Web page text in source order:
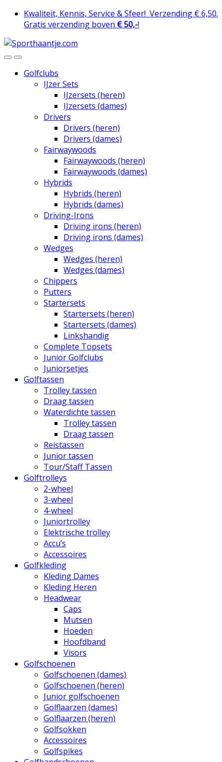
Skip
Skip Kwaliteit, Kennis, Service & Sfeer! Verzending € 6,50.
Gratis verzending boven € 50,-!
Golfclubs
IJzer Sets
IJzersets (heren)
IJzersets (dames)
Drivers
Drivers (heren)
Drivers (dames)
Fairwaywoods
Fairwaywoods (heren)
Fairwaywoods (dames)
Hybrids
Hybrids (heren)
Hybrids (dames)
Driving-Irons
Driving irons (heren)
Driving irons (dames)
Wedges
Wedges (heren)
Wedges (dames)
Chippers
Putters
Startersets
Startersets (heren)
Startersets (dames)
Linkshandig
Complete Topsets
Junior Golfclubs
Juniorsetjes
Golftassen
Trolley tassen
Draag tassen
Waterdichte tassen
Trolley tassen
Draag tassen
Reistassen
Junior tassen
Tour/Staff Tassen
Golftrolleys
2-wheel
3-wheel
4-wheel
Juniortrolley
Elektrische trolley
Accu’s
Accessoires
Golfkleding
Kleding Dames
Kleding Heren
Headwear
Caps
Mutsen
Hoeden
Hoofdband
Visors
Golfschoenen
Golfschoenen (dames)
Golfschoenen (heren)
Junior golfschoenen
Golflaarzen (dames)
Golflaarzen (heren)
Golfsokken
Accessoires
Golfspikes